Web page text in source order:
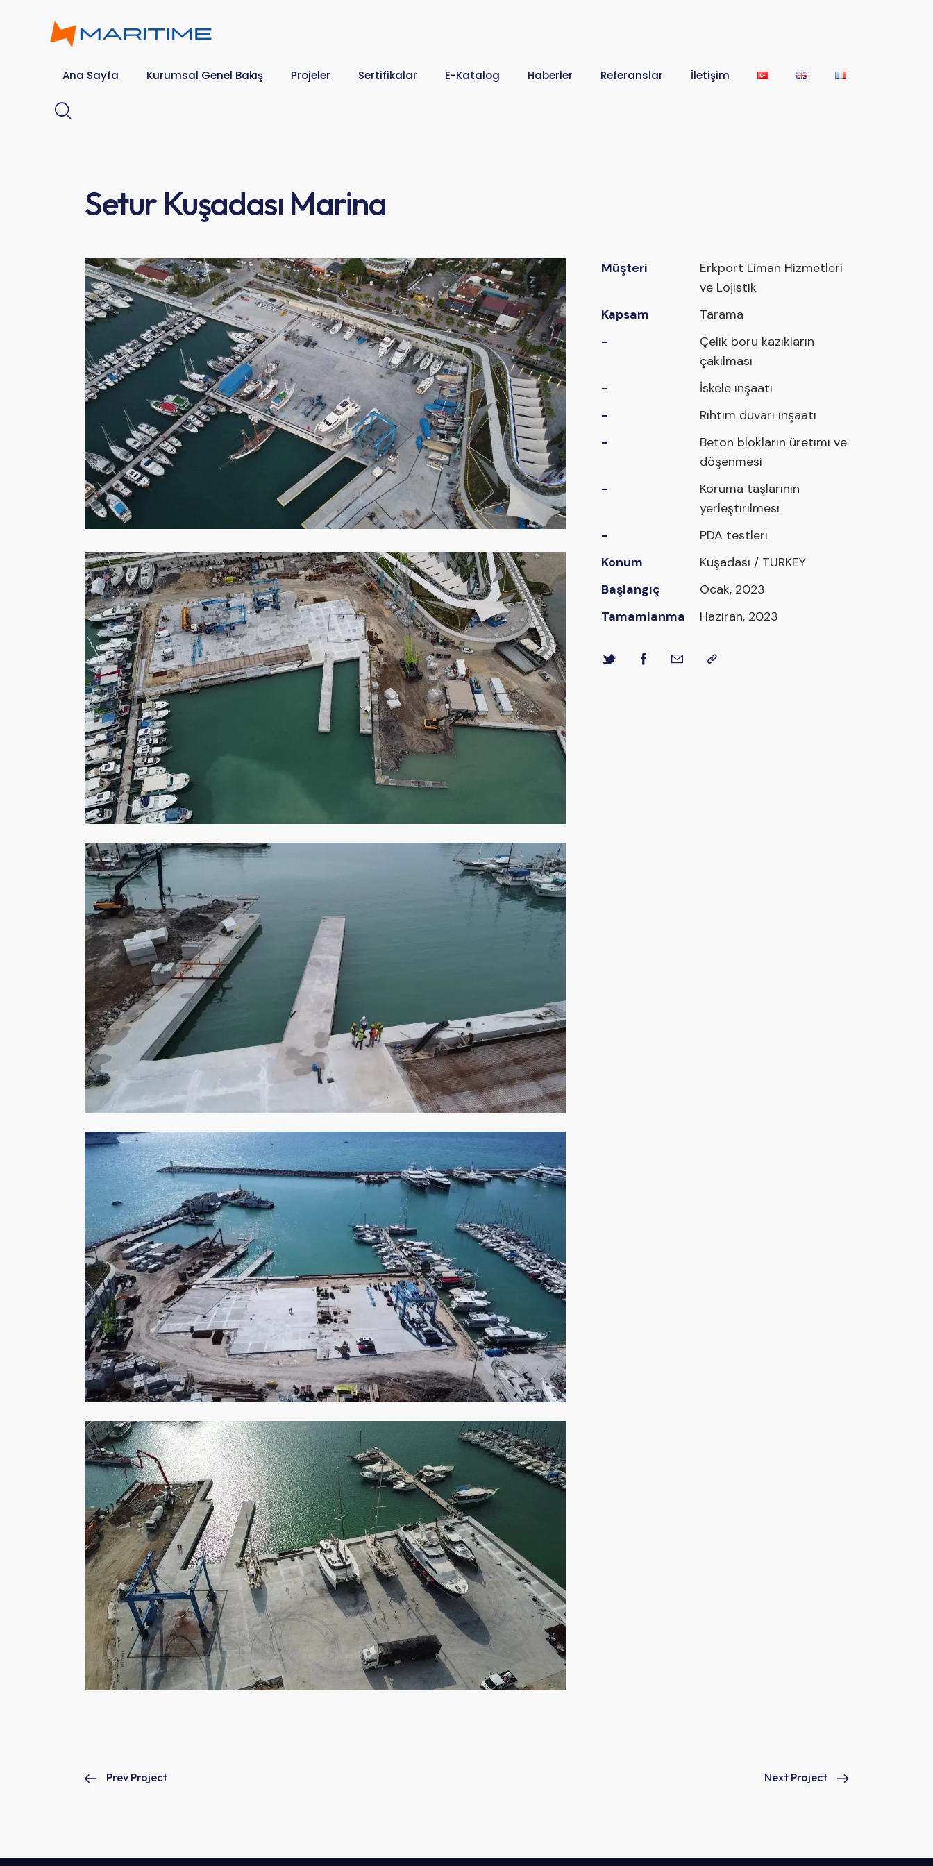
Ana Sayfa Kurumsal Genel Bakış Projeler Sertifikalar E-Katalog Haberler Referanslar İletişim
Setur Kuşadası Marina
Müşteri
Erkport Liman Hizmetleri
ve Lojistik
Kapsam
Tarama
-
Çelik boru kazıkların
çakılması
-
İskele inşaatı
-
Rıhtım duvarı inşaatı
-
Beton blokların üretimi ve
döşenmesi
-
Koruma taşlarının
yerleştirilmesi
-
PDA testleri
Konum
Kuşadası / TURKEY
Başlangıç
Ocak, 2023
Tamamlanma
Haziran, 2023
Prev Project Next Project